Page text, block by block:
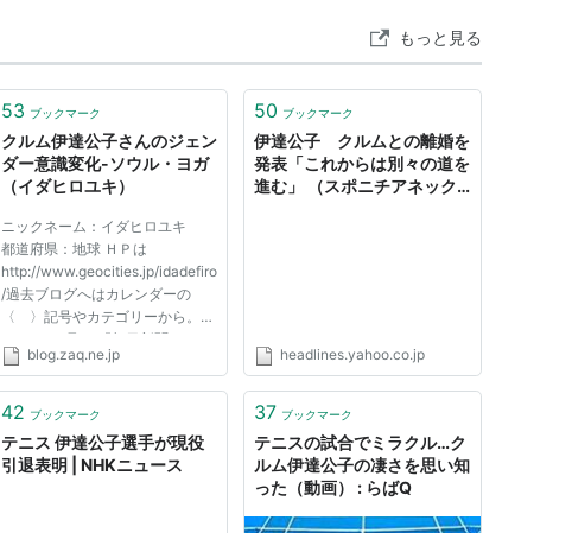
もっと見る
53 ブックマーク
クルム伊達公子さんのジェン
ダー意識変化-ソウル・ヨガ
（イダヒロユキ）
ニックネーム：イダヒロユキ
都道府県：地球 ＨＰは
http://www.geocities.jp/idadefiro
/過去ブログへはカレンダーの
〈 〉記号やカテゴリーから。
»くわしく見る 『朝日新聞 be 』
の09年11月28日号「逆風満帆」
してパートナーの言葉によって、
ジェンダー意識、恋愛観・生き方
観がかわ...
blog.zaq.ne.jp
50 ブックマーク
伊達公子 クルムとの離婚を
発表「これからは別々の道を
進む」 （スポニチアネック
headlines.yahoo.co.jp
42 ブックマーク
テニス 伊達公子選手が現役
引退表明 | NHKニュース
37 ブックマーク
テニスの試合でミラクル…ク
ルム伊達公子の凄さを思い知
った（動画） : らばQ